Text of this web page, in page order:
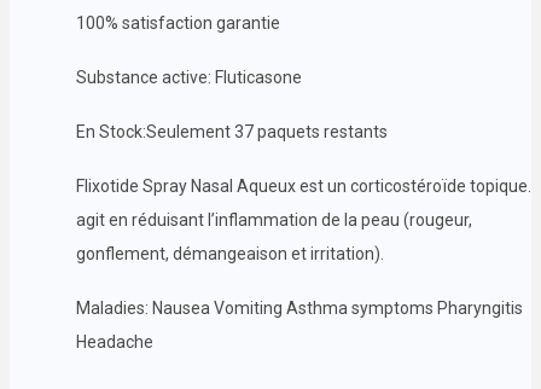
100% satisfaction garantie
Substance active: Fluticasone
En Stock:Seulement 37 paquets restants
Flixotide Spray Nasal Aqueux est un corticostéroïde topique. Il
agit en réduisant l’inflammation de la peau (rougeur,
gonflement, démangeaison et irritation).
Maladies: Nausea Vomiting Asthma symptoms Pharyngitis
Headache